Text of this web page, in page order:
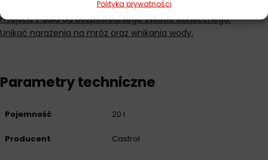
Polityka prywatności
Przechowywać w temperaturze od 5°C do 45°C w suchym
miejscu z dala od bezpośredniego światła słonecznego.
Unikać narażenia na mróz oraz wnikania wody.
Parametry techniczne
Pojemność 20 l
Producent Castrol